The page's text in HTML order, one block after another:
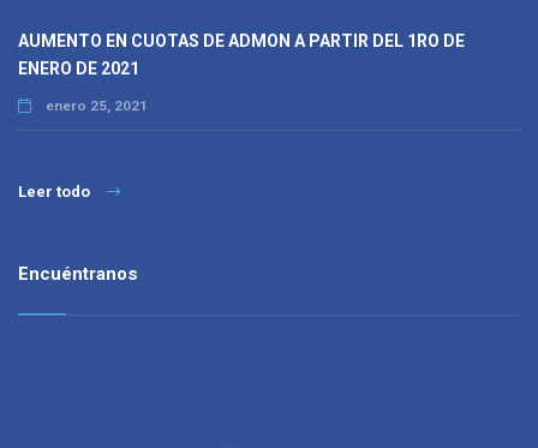
AUMENTO EN CUOTAS DE ADMON A PARTIR DEL 1RO DE
ENERO DE 2021
enero 25, 2021
Leer todo
Encuéntranos